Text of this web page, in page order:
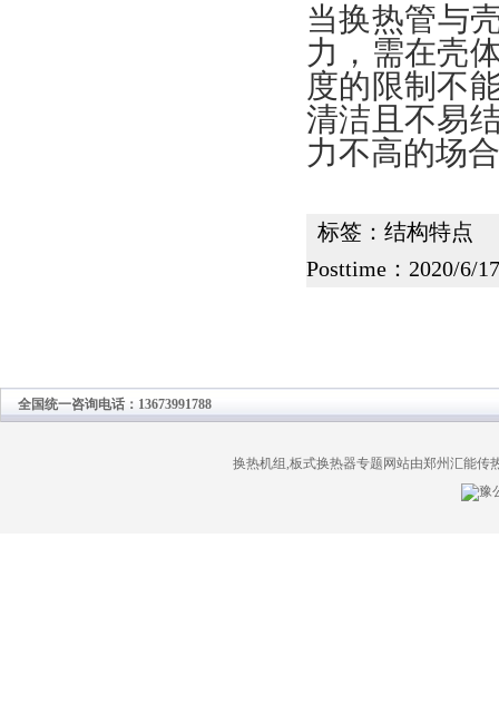
当换热管与
力，需在壳
度的限制不
清洁且不易
力不高的场
标签： 结构特点
Posttime：2020/6/
全国统一咨询电话：13673991788
换热机组,板式换热器专题网站由郑州汇能传
豫